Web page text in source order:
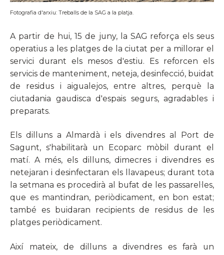
Fotografia d'arxiu: Treballs de la SAG a la platja.
A partir de hui, 15 de juny, la SAG reforça els seus
operatius a les platges de la ciutat per a millorar el
servici durant els mesos d'estiu. Es reforcen els
servicis de manteniment, neteja, desinfecció, buidat
de residus i aigualejos, entre altres, perquè la
ciutadania gaudisca d'espais segurs, agradables i
preparats.
Els dilluns a Almardà i els divendres al Port de
Sagunt, s'habilitarà un Ecoparc mòbil durant el
matí. A més, els dilluns, dimecres i divendres es
netejaran i desinfectaran els llavapeus; durant tota
la setmana es procedirà al bufat de les passarel·les,
que es mantindran, periòdicament, en bon estat;
també es buidaran recipients de residus de les
platges periòdicament.
Així mateix, de dilluns a divendres es farà un